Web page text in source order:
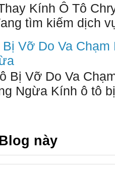
Kính Ô Tô
tìm kiếm dịch
Bị Vỡ Do Va
Bị Vỡ Do Va
Ngừa Kính ô tô
này